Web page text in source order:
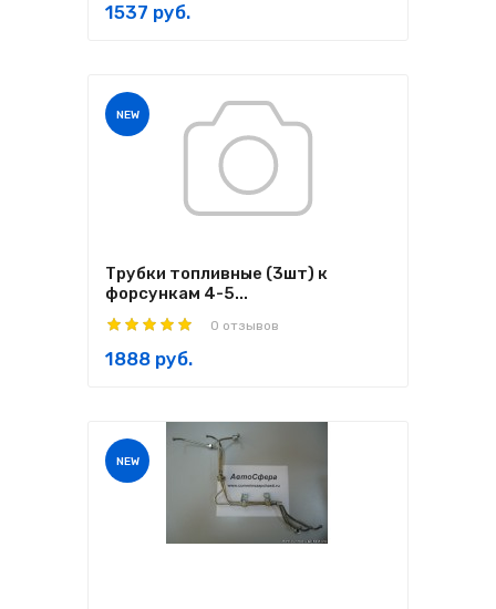
1537 руб.
NEW
Трубки топливные (3шт) к
форсункам 4-5...
0 отзывов
1888 руб.
NEW